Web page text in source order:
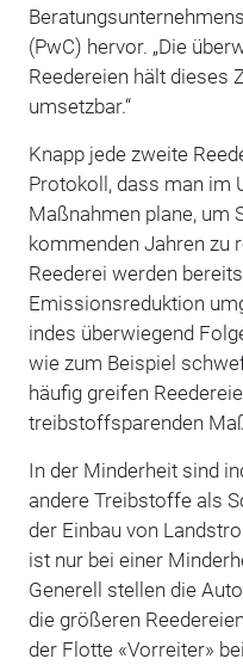
(PwC) hervor. „Die
Reedereien hält dieses
umsetzbar.“
Knapp jede zweite
Protokoll, dass man im
Maßnahmen plane, um
kommenden Jahren zu
Reederei werden
Emissionsreduktion
indes überwiegend
wie zum Beispiel
häufig greifen
treibstoffsparenden
In der Minderheit sind
andere Treibstoffe als
der Einbau von
ist nur bei einer
Generell stellen die
die größeren
der Flotte «Vorreiter»